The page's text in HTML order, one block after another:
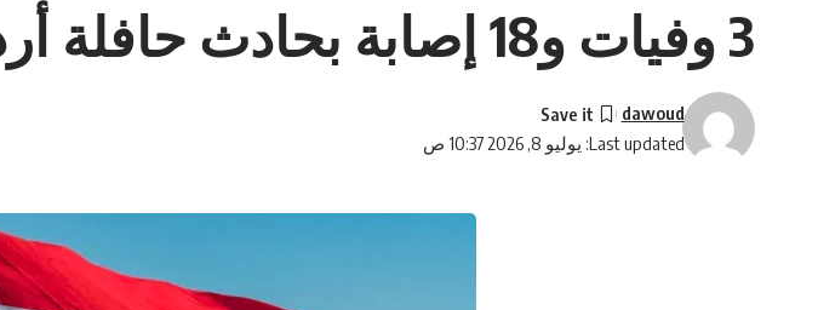
3 وفيات و18 إصابة بحادث حافلة أردنية تقل معتمرين لبنانيين في درعا
Last updated: يوليو 8, 2026 10:37 ص
dawoud